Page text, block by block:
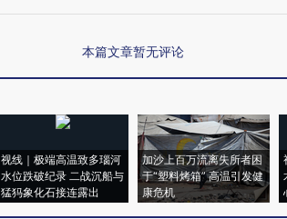
本篇文章暂无评论
视线｜极端高温致多瑙河
水位跌破纪录 二战沉船与
猛犸象化石接连露出
加沙上百万流离失所者困
于“塑料烤箱” 高温引发健
康危机